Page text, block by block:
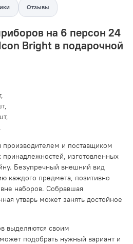
Отзывы
на 6 персон 24
Bright в подарочной
производителем и поставщиком
изготовленных
Безупречный внешний вид
каждого предмета, позитивно
наборов. Собравшая
утварь может занять достойное
выделяются своим
подобрать нужный вариант и